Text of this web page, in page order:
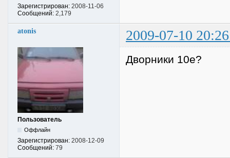
Зарегистрирован: 2008-11-06
Сообщений: 2,179
atonis 2009-07-10
Пользователь
Оффлайн
Зарегистрирован: 2008-12-09
Сообщений: 79
Дворники 10е?